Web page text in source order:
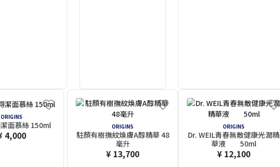
ORIGINS
面慕絲 150ml
4,000
ORIGINS
駐顏有樹撫紋煥膚A醇精華 48
毫升
¥ 13,700
ORIGINS
Dr. WEIL青春無敵健康光潤精
華液 50ml
¥ 12,100